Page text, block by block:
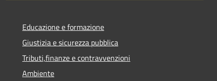
Educazione e formazione
Giustizia e sicurezza pubblica
Tributi,finanze e contravvenzioni
Ambiente